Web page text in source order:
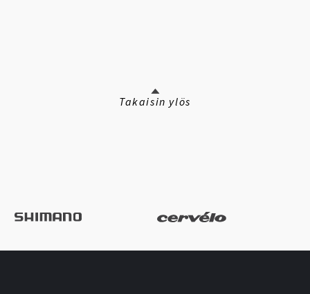
Takaisin ylös